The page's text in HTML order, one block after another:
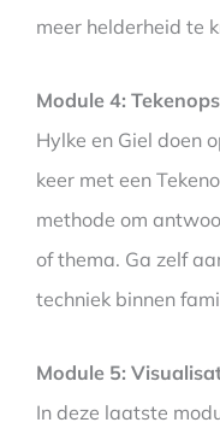
meer helderheid te
Module 4:
Hylke en Giel doen
keer met een
methode om
of thema. Ga zelf
techniek binnen
Module 5:
In deze laatste